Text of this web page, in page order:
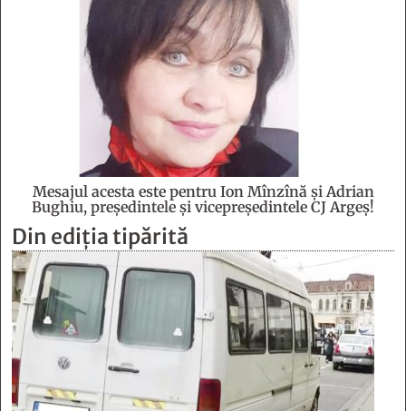
Mesajul acesta este pentru Ion Mînzînă şi Adrian
Bughiu, preşedintele şi vicepreşedintele CJ Argeş!
Din ediția tipărită